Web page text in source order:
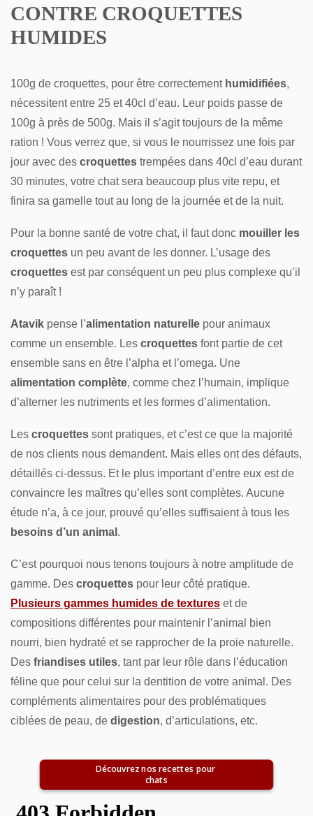
CONTRE CROQUETTES
HUMIDES
100g de croquettes, pour être correctement humidifiées,
nécessitent entre 25 et 40cl d’eau. Leur poids passe de
100g à près de 500g. Mais il s’agit toujours de la même
ration ! Vous verrez que, si vous le nourrissez une fois par
jour avec des croquettes trempées dans 40cl d’eau durant
30 minutes, votre chat sera beaucoup plus vite repu, et
finira sa gamelle tout au long de la journée et de la nuit.
Pour la bonne santé de votre chat, il faut donc mouiller les
croquettes un peu avant de les donner. L’usage des
croquettes est par conséquent un peu plus complexe qu’il
n’y paraît !
Atavik pense l’alimentation naturelle pour animaux
comme un ensemble. Les croquettes font partie de cet
ensemble sans en être l’alpha et l’omega. Une
alimentation complète, comme chez l’humain, implique
d’alterner les nutriments et les formes d’alimentation.
Les croquettes sont pratiques, et c’est ce que la majorité
de nos clients nous demandent. Mais elles ont des défauts,
détaillés ci-dessus. Et le plus important d’entre eux est de
convaincre les maîtres qu’elles sont complètes. Aucune
étude n’a, à ce jour, prouvé qu’elles suffisaient à tous les
besoins d’un animal .
C’est pourquoi nous tenons toujours à notre amplitude de
gamme. Des croquettes pour leur côté pratique.
Plusieurs gammes humides de textures et de
compositions différentes pour maintenir l’animal bien
nourri, bien hydraté et se rapprocher de la proie naturelle.
Des friandises utiles, tant par leur rôle dans l’éducation
féline que pour celui sur la dentition de votre animal. Des
compléments alimentaires pour des problématiques
ciblées de peau, de digestion, d’articulations, etc.
Découvrez nos recettes pour
chats